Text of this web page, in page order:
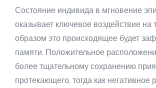
Состояние индивида в мгновение
оказывает ключевое воздействие на
образом это происходящее будет
памяти. Положительное
более тщательному сохранению
протекающего, тогда как негативное